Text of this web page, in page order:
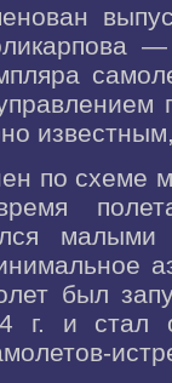
по схеме
был
г. и стал